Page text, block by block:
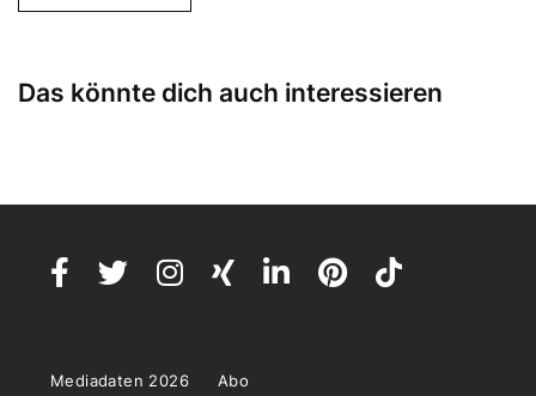
Das könnte dich auch interessieren
Mediadaten 2026 Abo